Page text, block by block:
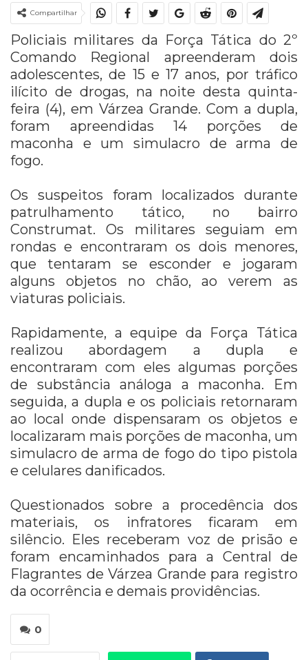
Compartilhar
Policiais militares da Força Tática do 2º
Comando Regional apreenderam dois
adolescentes, de 15 e 17 anos, por tráfico
ilícito de drogas, na noite desta quinta-
feira (4), em Várzea Grande. Com a dupla,
foram apreendidas 14 porções de
maconha e um simulacro de arma de
fogo.
Os suspeitos foram localizados durante
patrulhamento tático, no bairro
Construmat. Os militares seguiam em
rondas e encontraram os dois menores,
que tentaram se esconder e jogaram
alguns objetos no chão, ao verem as
viaturas policiais.
Rapidamente, a equipe da Força Tática
realizou abordagem a dupla e
encontraram com eles algumas porções
de substância análoga a maconha. Em
seguida, a dupla e os policiais retornaram
ao local onde dispensaram os objetos e
localizaram mais porções de maconha, um
simulacro de arma de fogo do tipo pistola
e celulares danificados.
Questionados sobre a procedência dos
materiais, os infratores ficaram em
silêncio. Eles receberam voz de prisão e
foram encaminhados para a Central de
Flagrantes de Várzea Grande para registro
da ocorrência e demais providências.
0